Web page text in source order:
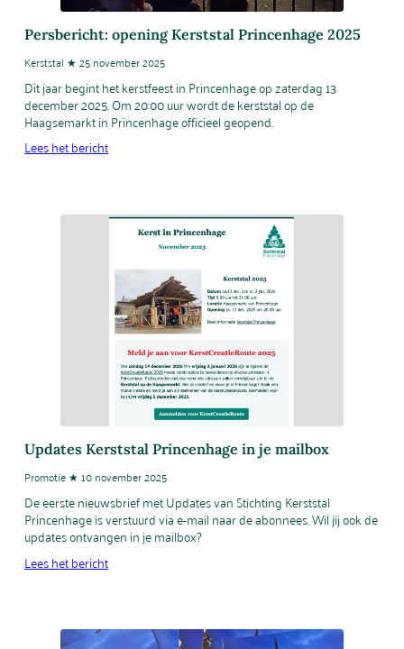
Persbericht: opening Kerststal Princenhage 2025
Kerststal ★ 25 november 2025
Dit jaar begint het kerstfeest in Princenhage op zaterdag 13
december 2025. Om 20:00 uur wordt de kerststal op de
Haagsemarkt in Princenhage officieel geopend.
Lees het bericht
Updates Kerststal Princenhage in je mailbox
Promotie ★ 10 november 2025
De eerste nieuwsbrief met Updates van Stichting Kerststal
Princenhage is verstuurd via e-mail naar de abonnees. Wil jij ook de
updates ontvangen in je mailbox?
Lees het bericht